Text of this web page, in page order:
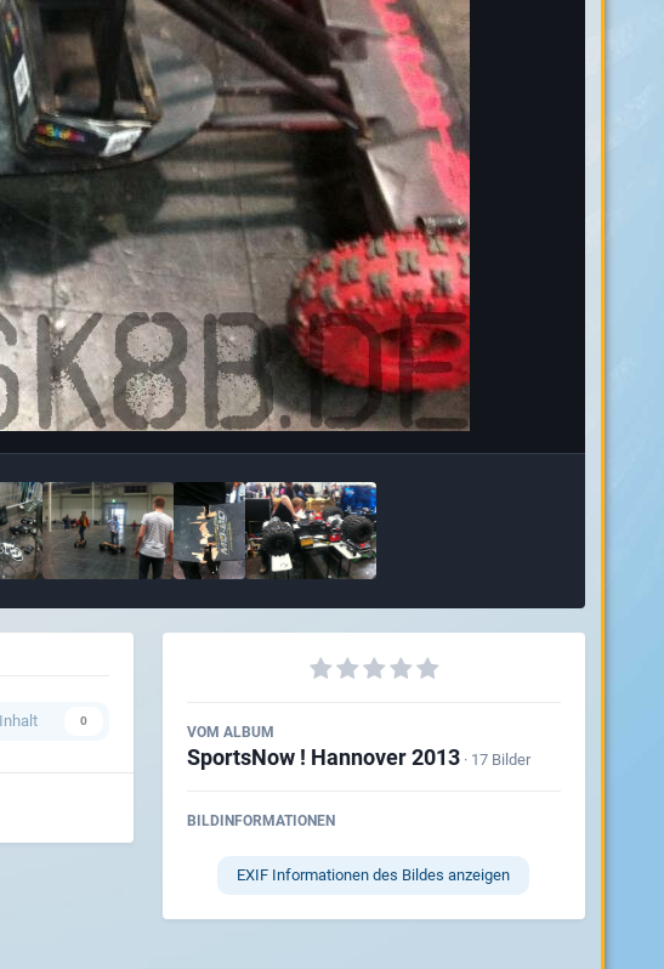
0
VOM ALBUM
SportsNow ! Hannover 2013 · 17 Bilder
BILDINFORMATIONEN
EXIF Informationen des Bildes anzeigen